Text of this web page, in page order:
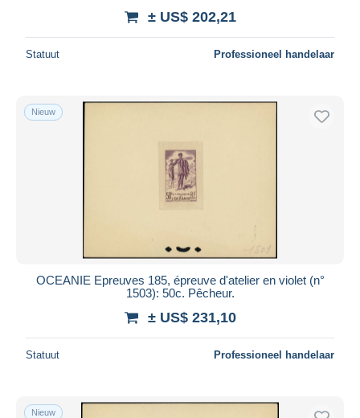
± US$ 202,21
Statuut Professioneel handelaar
Nieuw
OCEANIE Epreuves 185, épreuve d'atelier en violet (n°
1503): 50c. Pêcheur.
± US$ 231,10
Statuut Professioneel handelaar
Nieuw